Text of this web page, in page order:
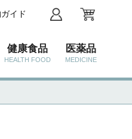
健康食品
HEALTH FOOD
医薬品
MEDICINE
イド